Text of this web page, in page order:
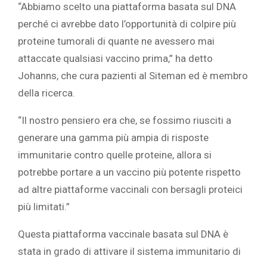
“Abbiamo scelto una piattaforma basata sul DNA
perché ci avrebbe dato l’opportunità di colpire più
proteine tumorali di quante ne avessero mai
attaccate qualsiasi vaccino prima,” ha detto
Johanns, che cura pazienti al Siteman ed è membro
della ricerca.
“Il nostro pensiero era che, se fossimo riusciti a
generare una gamma più ampia di risposte
immunitarie contro quelle proteine, allora si
potrebbe portare a un vaccino più potente rispetto
ad altre piattaforme vaccinali con bersagli proteici
più limitati.”
Questa piattaforma vaccinale basata sul DNA è
stata in grado di attivare il sistema immunitario di